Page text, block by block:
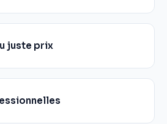
juste prix